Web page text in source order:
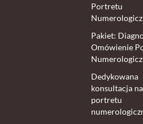
Portretu
Pakiet:
Omówienie
Dedykowana
konsultacja
portretu